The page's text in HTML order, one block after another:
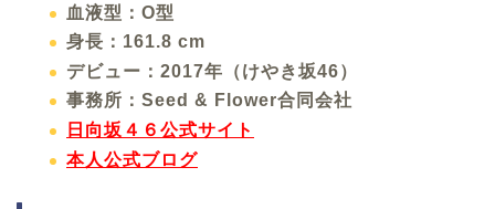
血液型：O型
身長：161.8 cm
デビュー：2017年（けやき坂46）
事務所：Seed & Flower合同会社
日向坂４６公式サイト
本人公式ブログ